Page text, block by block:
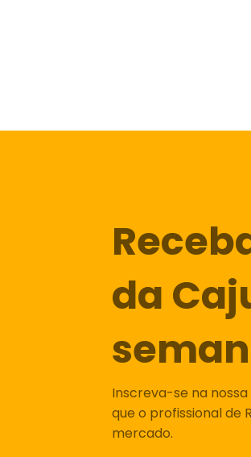
da
Inscreva-se na
que o profissional de
mercado.